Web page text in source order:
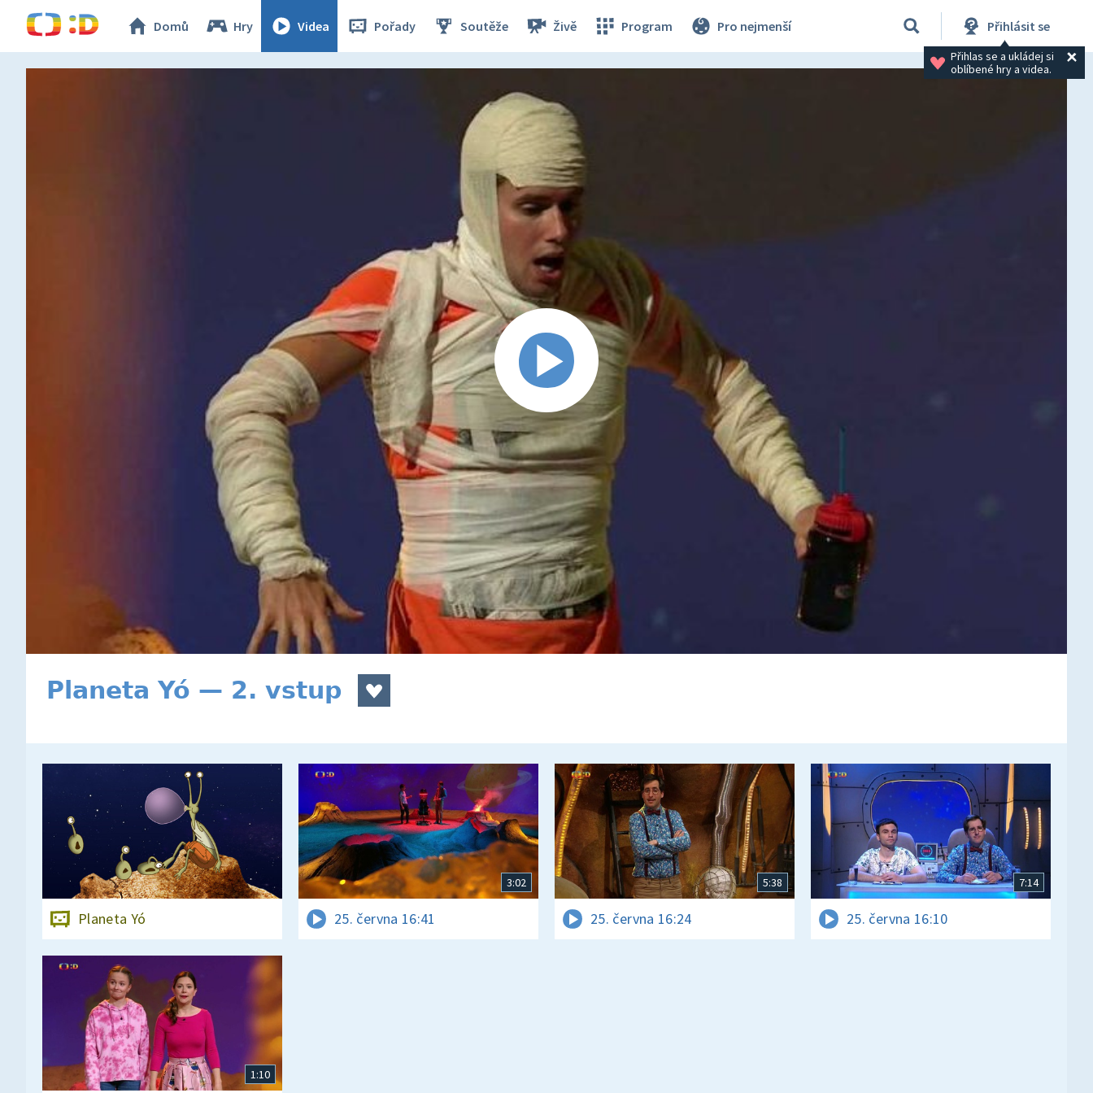
Domů Hry Videa Pořady Soutěže Živě Program Pro nejmenší Přihlásit se
Přihlas se a ukládej si
oblíbené hry a videa.
Planeta Yó — 2. vstup
Planeta Yó
3:02
25. června 16:41
5:38
25. června 16:24
7:14
25. června 16:10
1:10